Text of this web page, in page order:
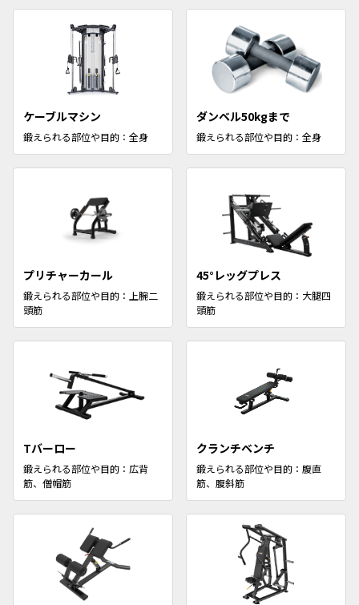
ケーブルマシン
鍛えられる部位や目的：全身
ダンベル50kgまで
鍛えられる部位や目的：全身
プリチャーカール
鍛えられる部位や目的：上腕二
頭筋
45°レッグプレス
鍛えられる部位や目的：大腿四
頭筋
Tバーロー
鍛えられる部位や目的：広背
筋、僧帽筋
クランチベンチ
鍛えられる部位や目的：腹直
筋、腹斜筋